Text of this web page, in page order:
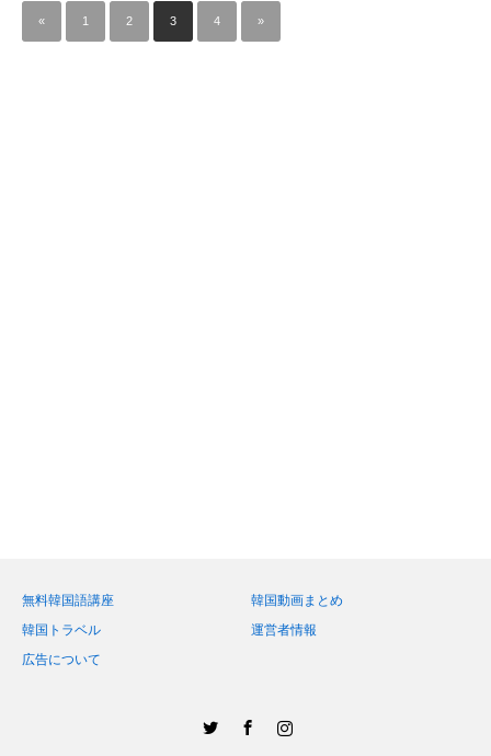
« 1 2 3 4 »
無料韓国語講座
韓国動画まとめ
韓国トラベル
運営者情報
広告について